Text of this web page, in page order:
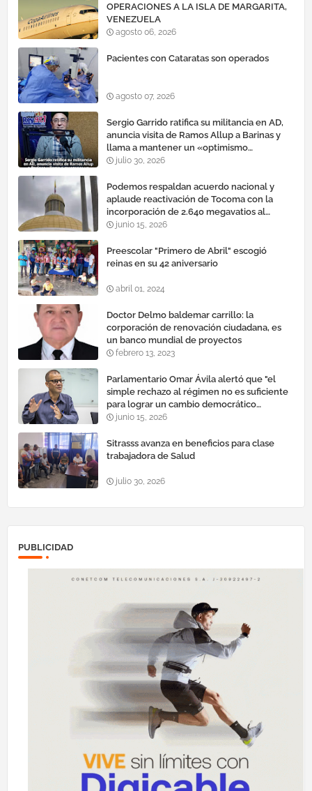
OPERACIONES A LA ISLA DE MARGARITA,
VENEZUELA
agosto 06, 2026
Pacientes con Cataratas son operados
agosto 07, 2026
Sergio Garrido ratifica su militancia en AD,
anuncia visita de Ramos Allup a Barinas y
llama a mantener un «optimismo
cauteloso»
julio 30, 2026
Podemos respaldan acuerdo nacional y
aplaude reactivación de Tocoma con la
incorporación de 2.640 megavatios al
sistema eléctrico nacional
junio 15, 2026
Preescolar "Primero de Abril" escogió
reinas en su 42 aniversario
abril 01, 2024
Doctor Delmo baldemar carrillo: la
corporación de renovación ciudadana, es
un banco mundial de proyectos
febrero 13, 2023
Parlamentario Omar Ávila alertó que "el
simple rechazo al régimen no es suficiente
para lograr un cambio democrático
efectivo"
junio 15, 2026
Sitrasss avanza en beneficios para clase
trabajadora de Salud
julio 30, 2026
PUBLICIDAD